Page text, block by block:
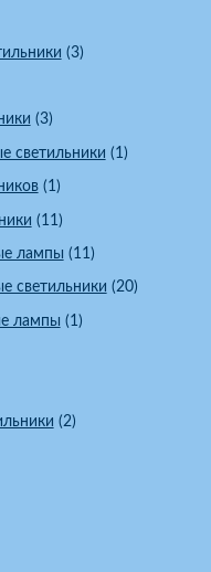
(3)
(3)
светильники (1)
(1)
(11)
лампы (11)
светильники (20)
лампы (1)
(2)